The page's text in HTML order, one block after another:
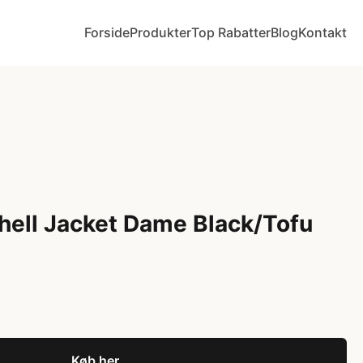
ForsideProdukterTop RabatterBlogKontakt
Jacket Dame Black/Tofu